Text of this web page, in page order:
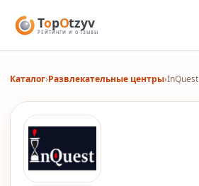
Каталог›Развлекательные центры›InQuest